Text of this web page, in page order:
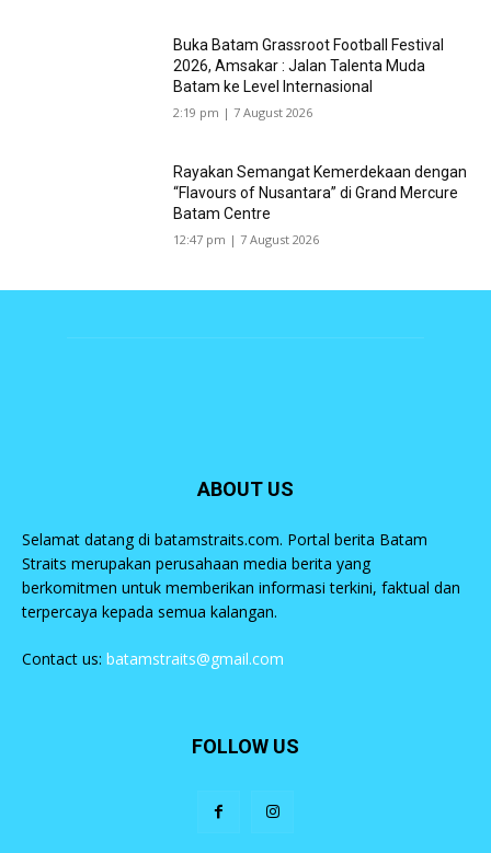
Buka Batam Grassroot Football Festival
2026, Amsakar : Jalan Talenta Muda
Batam ke Level Internasional
2:19 pm | 7 August 2026
Rayakan Semangat Kemerdekaan dengan
“Flavours of Nusantara” di Grand Mercure
Batam Centre
12:47 pm | 7 August 2026
ABOUT US
Selamat datang di batamstraits.com. Portal berita Batam
Straits merupakan perusahaan media berita yang
berkomitmen untuk memberikan informasi terkini, faktual dan
terpercaya kepada semua kalangan.
Contact us: batamstraits@gmail.com
FOLLOW US